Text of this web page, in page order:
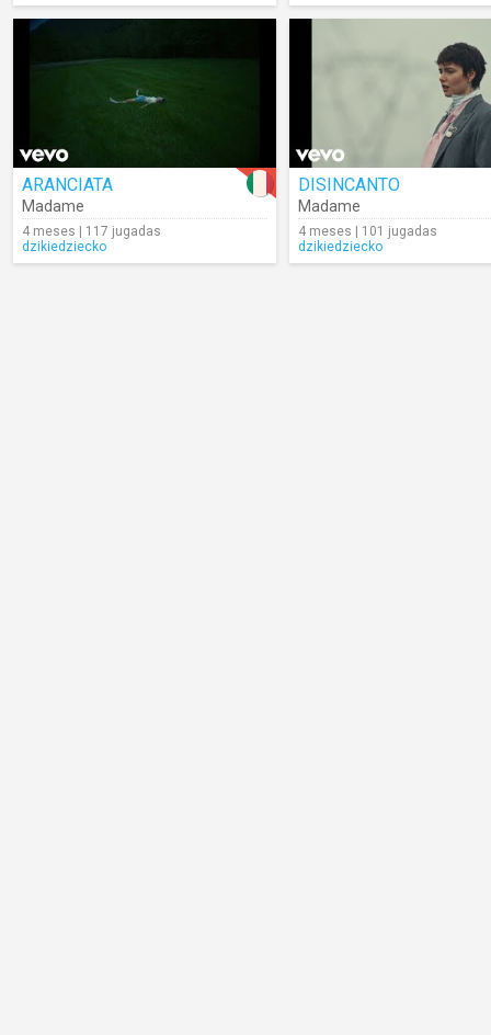
ARANCIATA
Madame
4 meses | 117 jugadas
dzikiedziecko
DISINCANTO
Madame
4 meses | 101 jugadas
dzikiedziecko